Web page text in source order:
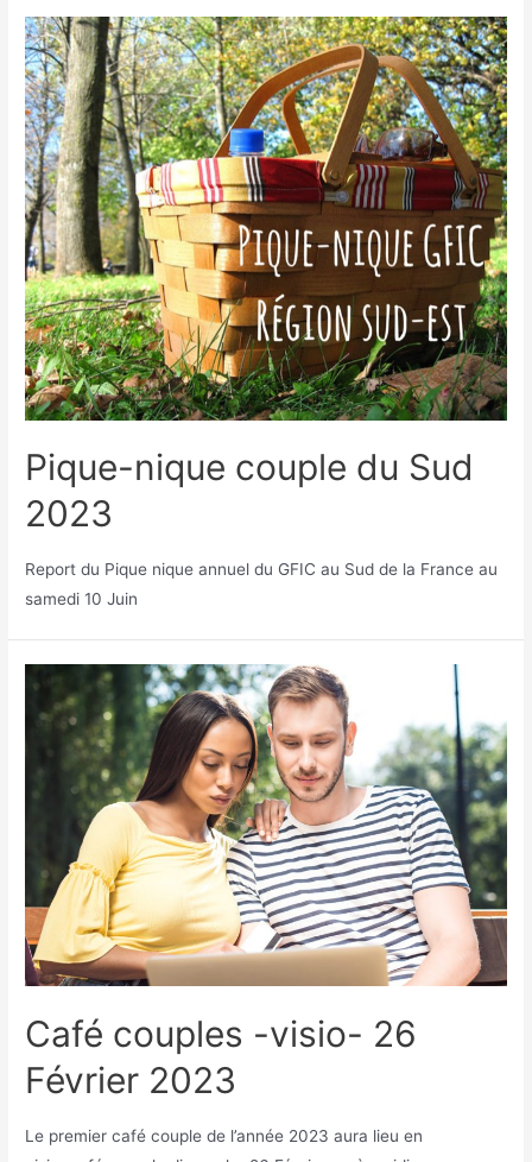
Pique-nique couple du Sud
2023
Report du Pique nique annuel du GFIC au Sud de la France au
samedi 10 Juin
Café couples -visio- 26
Février 2023
Le premier café couple de l’année 2023 aura lieu en